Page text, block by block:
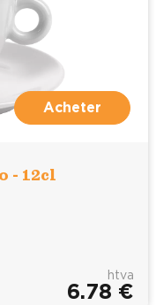
Acheter
- 12cl
htva
6.78 €